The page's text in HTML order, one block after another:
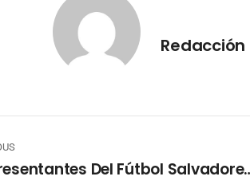
Redacción
Representantes Del Fútbol